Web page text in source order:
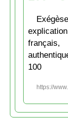
100
https://